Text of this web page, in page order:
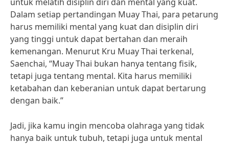
Dalam setiap pertandingan Muay Thai, para petarung
harus memiliki mental yang kuat dan disiplin diri
yang tinggi untuk dapat bertahan dan meraih
kemenangan. Menurut Kru Muay Thai terkenal,
Saenchai, “Muay Thai bukan hanya tentang fisik,
tetapi juga tentang mental. Kita harus memiliki
ketabahan dan keberanian untuk dapat bertarung
dengan baik.”
Jadi, jika kamu ingin mencoba olahraga yang tidak
hanya baik untuk tubuh, tetapi juga untuk mental